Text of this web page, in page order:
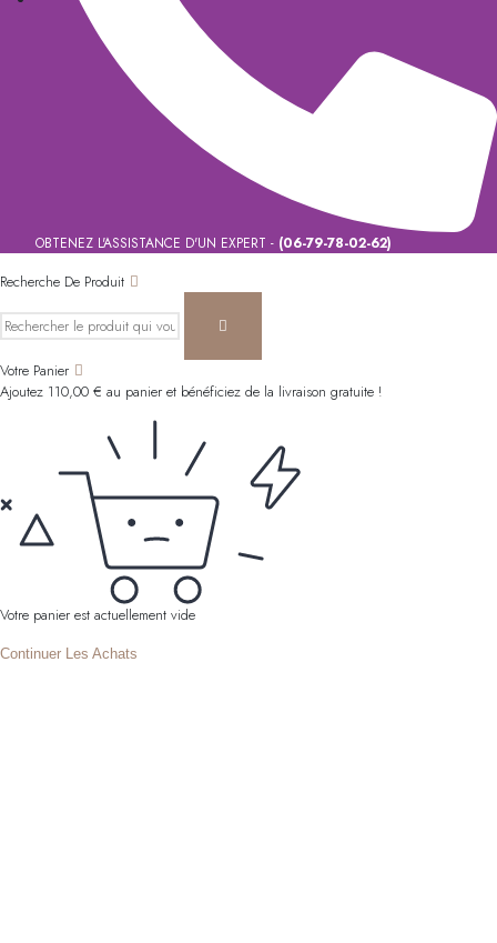
OBTENEZ L'ASSISTANCE D'UN EXPERT - (06-79-78-02-62)
Recherche De Produit
Votre Panier
Ajoutez 110,00 € au panier et bénéficiez de la livraison gratuite !
Votre panier est actuellement vide
Continuer Les Achats